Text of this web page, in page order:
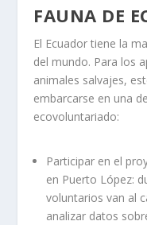
FAUNA DE
El Ecuador tiene la
del mundo. Para los
animales salvajes,
embarcarse en una
ecovoluntariado:
Participar en el
en Puerto López:
voluntarios van al
analizar datos